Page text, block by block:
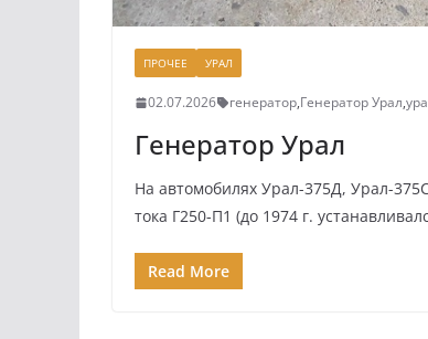
ПРОЧЕЕ УРАЛ
02.07.2026 генератор,Генератор Урал,
Генератор Урал
На автомобилях Урал-375Д, Урал-
тока Г250-П1 (до 1974 г.
Read More